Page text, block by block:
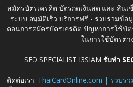
สมัครบัตรเครดิต บัตรกดเงินสด และ สิน
ระบบ อนุมัติเร็ว บริการฟรี - รวบรวมข้อ
ตอนการสมัครบัตรเครดิต ปัญหาการใช้บั
ในการใช้บัตรต่า
SEO SPECIALIST I3SIAM รับทำ
ติดต่อเรา: ThaiCardOnline.com | รวบร